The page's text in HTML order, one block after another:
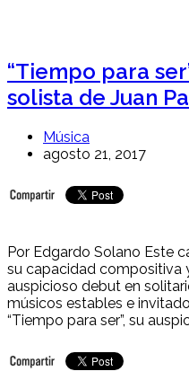
“Tiempo para
solista de Juan
Música
agosto 21, 2017
Por Edgardo Solano Este
su capacidad compositiva
auspicioso debut en
músicos estables e
“Tiempo para ser”, su